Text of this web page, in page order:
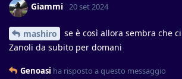
Giammi 20 set 2024
mashiro
se è così allora sembra che
Zanoli da subito per domani
Genoasi ha risposto a questo messaggio